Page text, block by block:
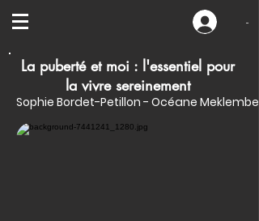
-
La puberté et moi : l'essentiel pour
la vivre sereinement
Sophie Bordet-Petillon - Océane